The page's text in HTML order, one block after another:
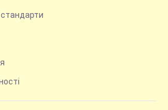
стандарти